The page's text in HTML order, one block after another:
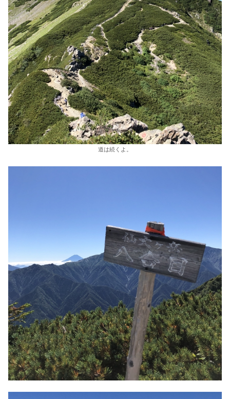
道は続くよ。